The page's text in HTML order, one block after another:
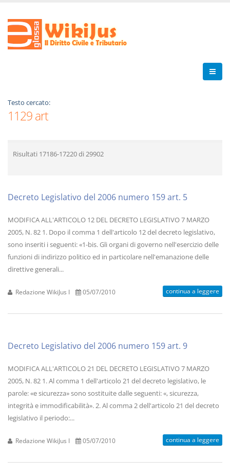
Testo cercato:
1129 art
Risultati 17186-17220di 29902
Decreto Legislativo del 2006 numero 159 art. 5
MODIFICA ALL'ARTICOLO 12 DEL DECRETO LEGISLATIVO 7 MARZO
2005, N. 82 1. Dopo il comma 1 dell'articolo 12 del decreto legislativo,
sono inseriti i seguenti: «1-bis. Gli organi di governo nell'esercizio delle
funzioni di indirizzo politico ed in particolare nell'emanazione delle
direttive generali...
Redazione WikiJus I 05/07/2010 continua a leggere
Decreto Legislativo del 2006 numero 159 art. 9
MODIFICA ALL'ARTICOLO 21 DEL DECRETO LEGISLATIVO 7 MARZO
2005, N. 82 1. Al comma 1 dell'articolo 21 del decreto legislativo, le
parole: «e sicurezza» sono sostituite dalle seguenti: «, sicurezza,
integrità e immodificabilità». 2. Al comma 2 dell'articolo 21 del decreto
legislativo il periodo:...
Redazione WikiJus I 05/07/2010 continua a leggere